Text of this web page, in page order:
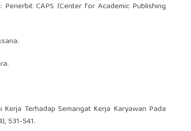
Penerbit CAPS (Center for Academic Publishing
Terhadap Semangat Kerja Karyawan Pada
531-541.